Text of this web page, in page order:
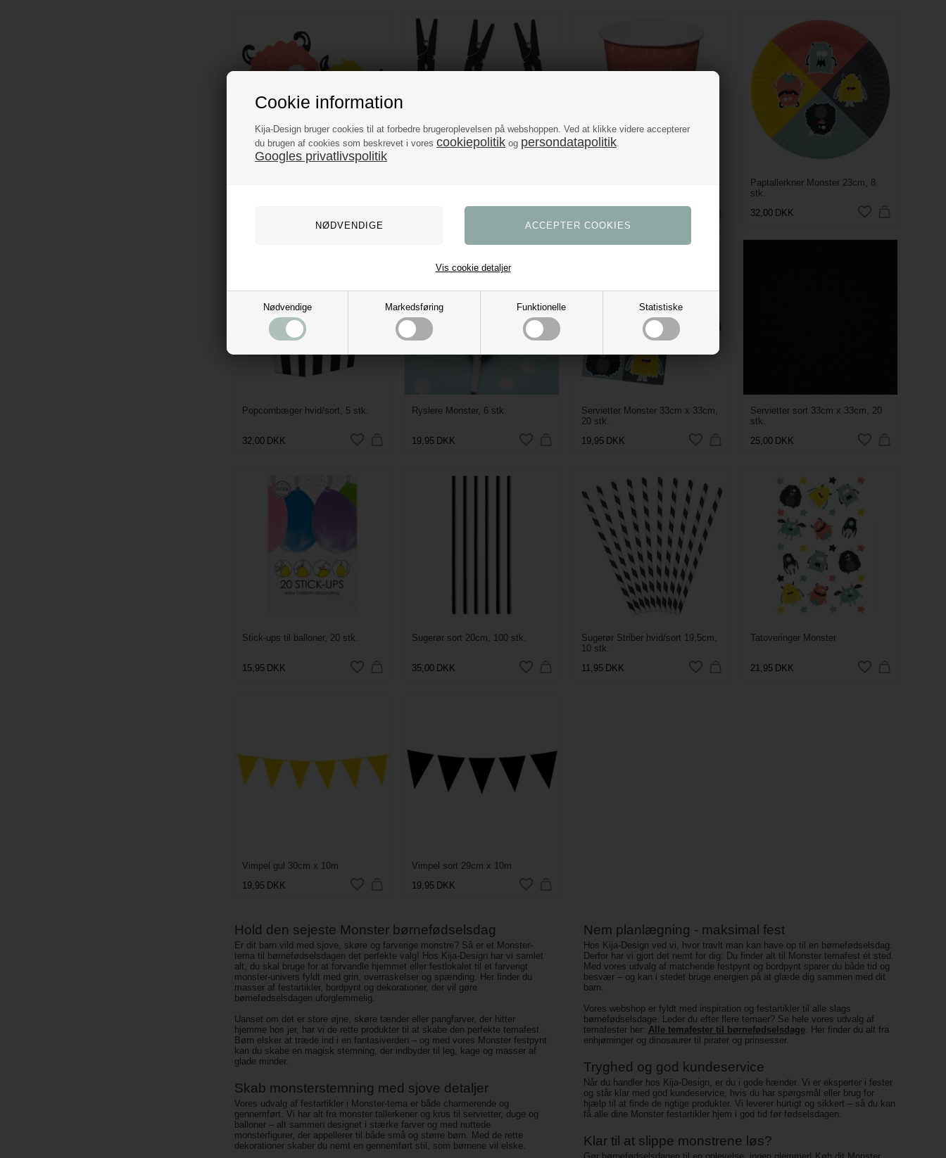
Cookie information
Kija-Design bruger cookies til at forbedre brugeroplevelsen på webshoppen. Ved at klikke videre accepterer
du brugen af cookies som beskrevet i vores cookiepolitik og persondatapolitik
Googles privatlivspolitik
Nødvendige Markedsføring Funktionelle Statistiske
Vis cookie detaljer
Paptallerkner Monster 23cm, 8
stk.
32,00 DKK
Popcornbæger hvid/sort, 5 stk.
32,00 DKK
Ryslere Monster, 6 stk.
19,95 DKK
Servietter Monster 33cm x 33cm,
20 stk.
19,95 DKK
Servietter sort 33cm x 33cm, 20
stk.
25,00 DKK
Stick-ups til balloner, 20 stk.
15,95 DKK
Sugerør sort 20cm, 100 stk.
35,00 DKK
Sugerør Striber hvid/sort 19,5cm,
10 stk.
11,95 DKK
Tatoveringer Monster
21,95 DKK
Vimpel gul 30cm x 10m
19,95 DKK
Vimpel sort 29cm x 10m
19,95 DKK
Hold den sejeste Monster børnefødselsdag
Er dit barn vild med sjove, skøre og farverige monstre? Så er et Monster-
tema til børnefødselsdagen det perfekte valg! Hos Kija-Design har vi samlet
alt, du skal bruge for at forvandle hjemmet eller festlokalet til et farverigt
monster-univers fyldt med grin, overraskelser og spænding. Her finder du
masser af festartikler, bordpynt og dekorationer, der vil gøre
børnefødselsdagen uforglemmelig.
Uanset om det er store øjne, skøre tænder eller pangfarver, der hitter
hjemme hos jer, har vi de rette produkter til at skabe den perfekte temafest.
Børn elsker at træde ind i en fantasiverden – og med vores Monster festpynt
kan du skabe en magisk stemning, der indbyder til leg, kage og masser af
glade minder.
Skab monsterstemning med sjove detaljer
Vores udvalg af festartikler i Monster-tema er både charmerende og
gennemført. Vi har alt fra monster tallerkener og krus til servietter, duge og
balloner – alt sammen designet i stærke farver og med nuttede
monsterfigurer, der appellerer til både små og større børn. Med de rette
dekorationer skaber du nemt en gennemført stil, som børnene vil elske.
Nem planlægning - maksimal fest
Hos Kija-Design ved vi, hvor travlt man kan have op til en børnefødselsdag.
Derfor har vi gjort det nemt for dig: Du finder alt til Monster temafest ét sted.
Med vores udvalg af matchende festpynt og bordpynt sparer du både tid og
besvær – og kan i stedet bruge energien på at glæde dig sammen med dit
barn.
Vores webshop er fyldt med inspiration og festartikler til alle slags
børnefødselsdage. Leder du efter flere temaer? Se hele vores udvalg af
temafester her: Alle temafester til børnefødselsdage. Her finder du alt fra
enhjørninger og dinosaurer til pirater og prinsesser.
Tryghed og god kundeservice
Når du handler hos Kija-Design, er du i gode hænder. Vi er eksperter i fester
og står klar med god kundeservice, hvis du har spørgsmål eller brug for
hjælp til at finde de rigtige produkter. Vi leverer hurtigt og sikkert – så du kan
få alle dine Monster festartikler hjem i god tid før fødselsdagen.
Klar til at slippe monstrene løs?